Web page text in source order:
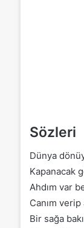
Sözleri
Dünya
Kapanacak
Ahdım var
Canım verip
Bir sağa